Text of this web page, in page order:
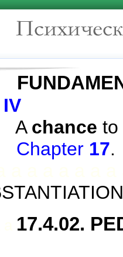
IV
A chance to
Chapter 17
17.4.02.